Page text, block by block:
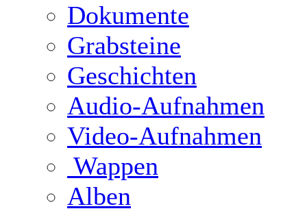
Dokumente
Grabsteine
Geschichten
Audio-Aufnahmen
Video-Aufnahmen
Wappen
Alben